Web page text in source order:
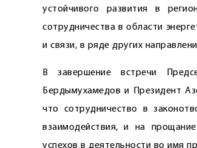
устойчивого развития в
сотрудничества в области
и связи, в ряде других
В завершение встречи
Бердымухамедов и Президент
что сотрудничество в
взаимодействия, и на
успехов в деятельности во имя